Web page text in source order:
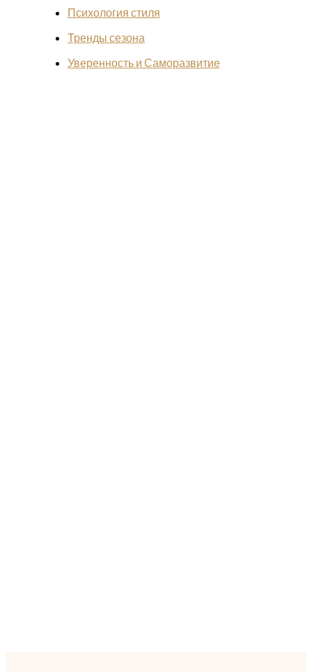
Психология стиля
Тренды сезона
Уверенность и Саморазвитие